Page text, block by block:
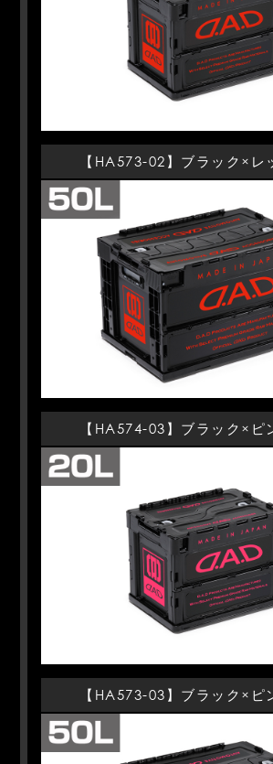
【HA573-02】ブラック×レ
【HA574-03】ブラック×ピ
【HA573-03】ブラック×ピ